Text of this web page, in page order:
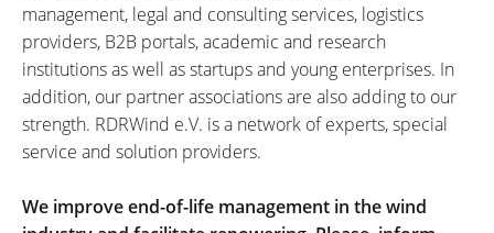
management, legal and consulting services, logistics
providers, B2B portals, academic and research
institutions as well as startups and young enterprises. In
addition, our partner associations are also adding to our
strength. RDRWind e.V. is a network of experts, special
service and solution providers.
We improve end-of-life management in the wind